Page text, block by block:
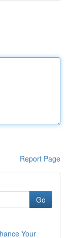
Report Page
Go
Your